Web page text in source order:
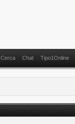
Cerca Chat Tipo1Online